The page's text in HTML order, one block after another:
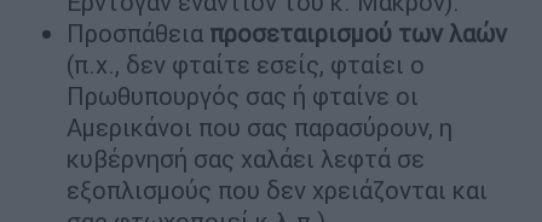
Προσπάθεια προσεταιρισμού των λαών
(π.χ., δεν φταίτε εσείς, φταίει ο
Πρωθυπουργός σας ή φταίνε οι
Αμερικάνοι που σας παρασύρουν, η
κυβέρνησή σας χαλάει λεφτά σε
εξοπλισμούς που δεν χρειάζονται και